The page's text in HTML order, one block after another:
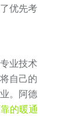
优先考
业技术
自己的
。阿德
的暖通